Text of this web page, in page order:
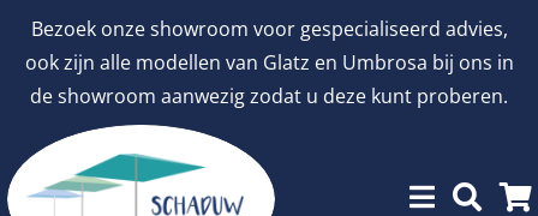
Bezoek onze showroom voor gespecialiseerd advies,
ook zijn alle modellen van Glatz en Umbrosa bij ons in
de showroom aanwezig zodat u deze kunt proberen.
inhoud